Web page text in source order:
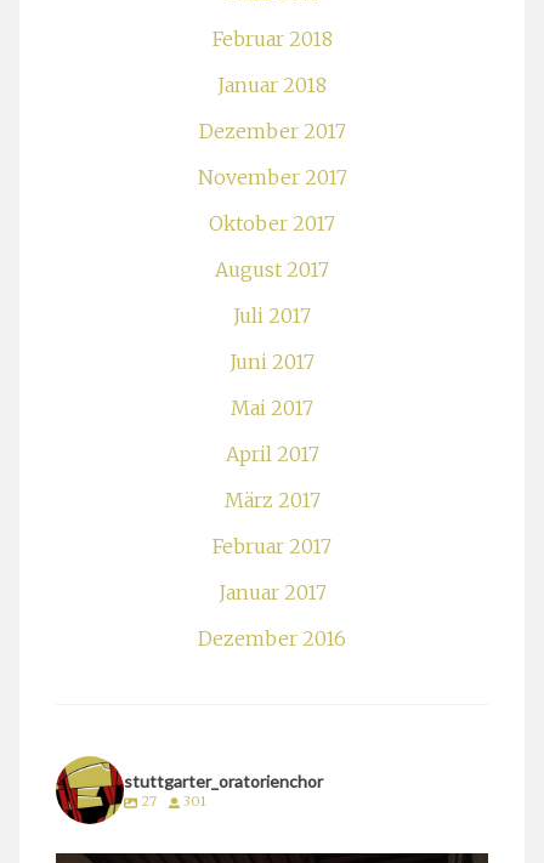
Februar 2018
Januar 2018
Dezember 2017
November 2017
Oktober 2017
August 2017
Juli 2017
Juni 2017
Mai 2017
April 2017
März 2017
Februar 2017
Januar 2017
Dezember 2016
stuttgarter_oratorienchor
27 301